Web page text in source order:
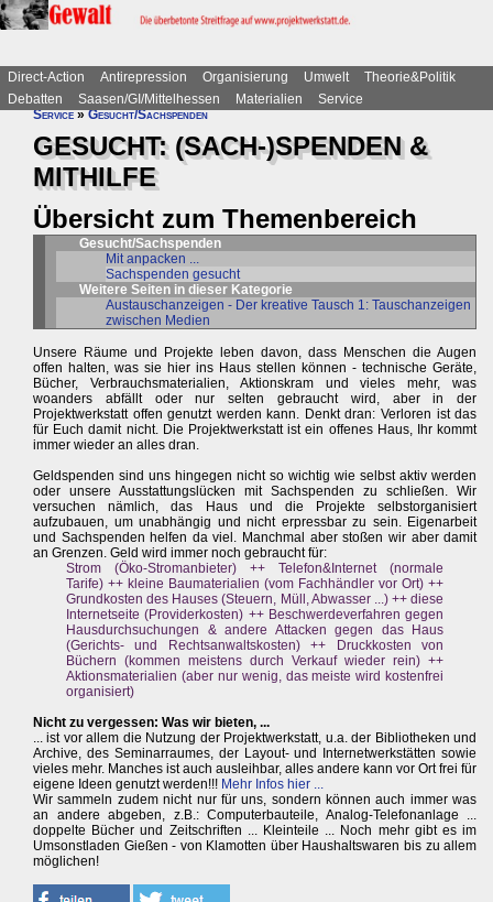
Direct-Action Antirepression Organisierung Umwelt
Theorie&Politik
Debatten
Saasen/GI/Mittelhessen Materialien
Service
Service»Gesucht/Sachspenden
GESUCHT: (SACH-)SPENDEN &
MITHILFE
Übersicht zum Themenbereich
Gesucht/Sachspenden
Mit anpacken ...
Sachspenden gesucht
Weitere Seiten in dieser Kategorie
Austauschanzeigen - Der kreative Tausch 1: Tauschanzeigen
zwischen Medien
Unsere Räume und Projekte leben davon, dass Menschen die Augen
offen halten, was sie hier ins Haus stellen können - technische Geräte,
Bücher, Verbrauchsmaterialien, Aktionskram und vieles mehr, was
woanders abfällt oder nur selten gebraucht wird, aber in der
Projektwerkstatt offen genutzt werden kann. Denkt dran: Verloren ist das
für Euch damit nicht. Die Projektwerkstatt ist ein offenes Haus, Ihr kommt
immer wieder an alles dran.
Geldspenden sind uns hingegen nicht so wichtig wie selbst aktiv werden
oder unsere Ausstattungslücken mit Sachspenden zu schließen. Wir
versuchen nämlich, das Haus und die Projekte selbstorganisiert
aufzubauen, um unabhängig und nicht erpressbar zu sein. Eigenarbeit
und Sachspenden helfen da viel. Manchmal aber stoßen wir aber damit
an Grenzen. Geld wird immer noch gebraucht für:
Strom (Öko-Stromanbieter) ++ Telefon&Internet (normale
Tarife) ++ kleine Baumaterialien (vom Fachhändler vor Ort) ++
Grundkosten des Hauses (Steuern, Müll, Abwasser ...) ++ diese
Internetseite (Providerkosten) ++ Beschwerdeverfahren gegen
Hausdurchsuchungen & andere Attacken gegen das Haus
(Gerichts- und Rechtsanwaltskosten) ++ Druckkosten von
Büchern (kommen meistens durch Verkauf wieder rein) ++
Aktionsmaterialien (aber nur wenig, das meiste wird kostenfrei
organisiert)
Nicht zu vergessen: Was wir bieten, ...
... ist vor allem die Nutzung der Projektwerkstatt, u.a. der Bibliotheken und
Archive, des Seminarraumes, der Layout- und Internetwerkstätten sowie
vieles mehr. Manches ist auch ausleihbar, alles andere kann vor Ort frei für
eigene Ideen genutzt werden!!! Mehr Infos hier ...
Wir sammeln zudem nicht nur für uns, sondern können auch immer was
an andere abgeben, z.B.: Computerbauteile, Analog-Telefonanlage ...
doppelte Bücher und Zeitschriften ... Kleinteile ... Noch mehr gibt es im
Umsonstladen Gießen - von Klamotten über Haushaltswaren bis zu allem
möglichen!